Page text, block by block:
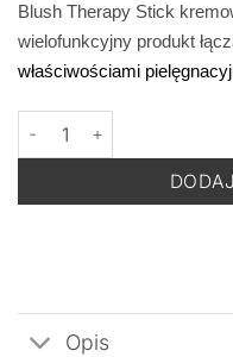
Blush Therapy Stick
wielofunkcyjny produkt
właściwościami
ilość DERMOMEDICA
Opis